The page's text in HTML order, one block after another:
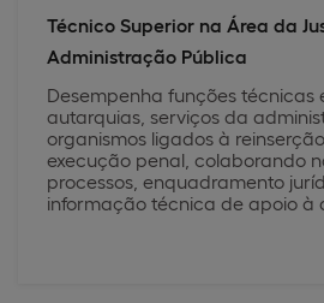
Técnico Superior na Área da
Administração Pública
Desempenha funções técnicas
autarquias, serviços da
organismos ligados à
execução penal, colaborando
processos, enquadramento
informação técnica de apoio à